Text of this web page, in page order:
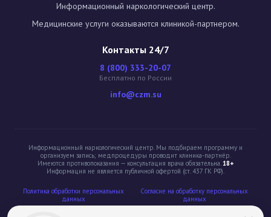
Информационный наркологический центр.
Медицинские услуги оказываются клиникой-партнером.
Контакты 24/7
8 (800) 333-20-07
Бесплатно по России
info@czm.su
Информационный наркологический центр. Мы подбираем программу и
организуем запись; медпроцедуры проводит клиника-партнёр.
Имеются противопоказания — консультация врача обязательна.18+
Информация не является публичной офертой (ст. 437 ГК РФ).
Политика обработки персональных
данных
Cогласие на обработку персональных
данных